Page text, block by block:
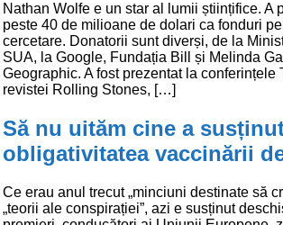
Nathan Wolfe e un star al lumii științifice. A
peste 40 de milioane de dolari ca fonduri
cercetare. Donatorii sunt diverși, de la
SUA, la Google, Fundația Bill și Melinda
Geographic. A fost prezentat la conferințele
revistei Rolling Stones, […]
Să nu uităm cine a
obligativitatea vaccinării
Ce erau anul trecut „minciuni destinate să
„teorii ale conspirației”, azi e susținut